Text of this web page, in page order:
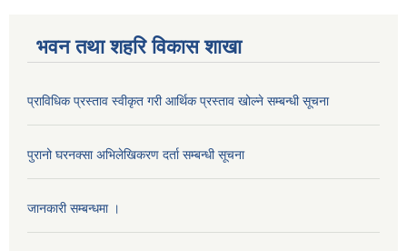
भवन तथा शहरि विकास शाखा
प्राविधिक प्रस्ताव स्वीकृत गरी आर्थिक प्रस्ताव खोल्ने सम्बन्धी सूचना
पुरानो घरनक्सा अभिलेखिकरण दर्ता सम्बन्धी सूचना
जानकारी सम्बन्धमा ।